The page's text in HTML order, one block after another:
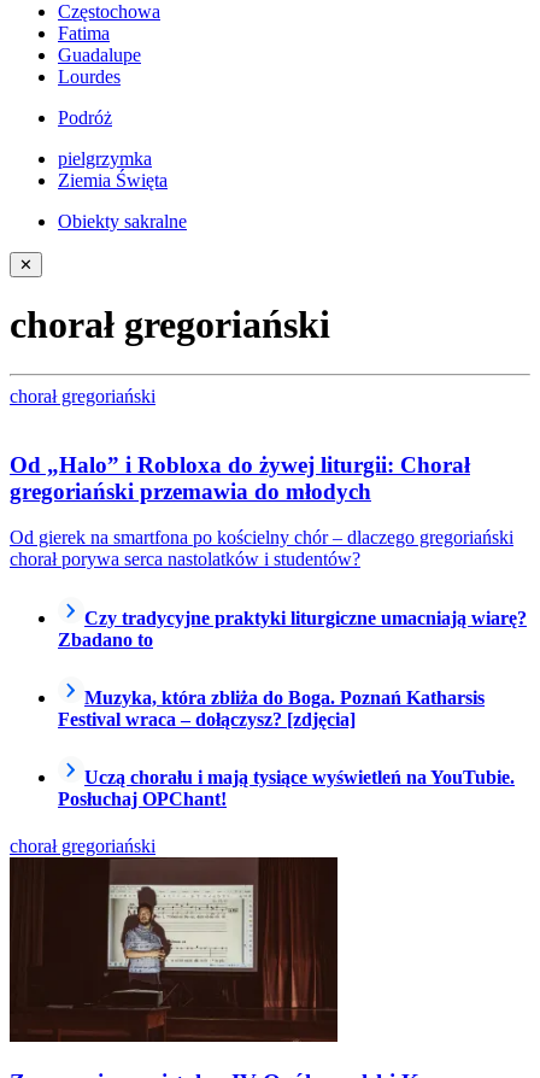
Częstochowa
Fatima
Guadalupe
Lourdes
Podróż
pielgrzymka
Ziemia Święta
Obiekty sakralne
✕
chorał gregoriański
chorał gregoriański
Od „Halo” i Robloxa do żywej liturgii: Chorał
gregoriański przemawia do młodych
Od gierek na smartfona po kościelny chór – dlaczego gregoriański
chorał porywa serca nastolatków i studentów?
Czy tradycyjne praktyki liturgiczne umacniają wiarę?
Zbadano to
Muzyka, która zbliża do Boga. Poznań Katharsis
Festival wraca – dołączysz? [zdjęcia]
Uczą chorału i mają tysiące wyświetleń na YouTubie.
Posłuchaj OPChant!
chorał gregoriański